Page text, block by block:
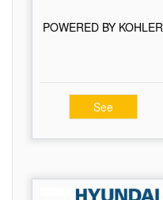
POWERED BY KOHLER
See